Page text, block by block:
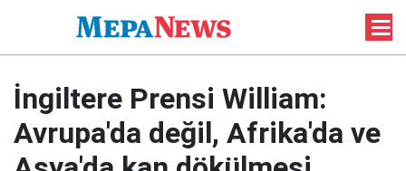
İngiltere Prensi William:
Avrupa'da değil, Afrika'da ve